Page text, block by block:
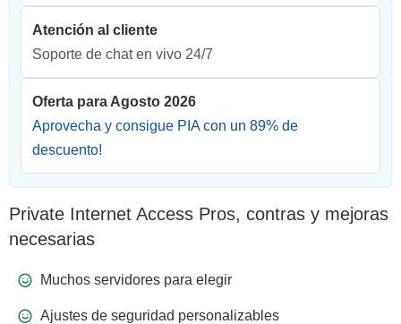
Atención al cliente
Soporte de chat en vivo 24/7
Oferta para Agosto 2026
Aprovecha y consigue PIA con un 89% de
descuento!
Private Internet Access Pros, contras y mejoras
necesarias
Muchos servidores para elegir
Ajustes de seguridad personalizables